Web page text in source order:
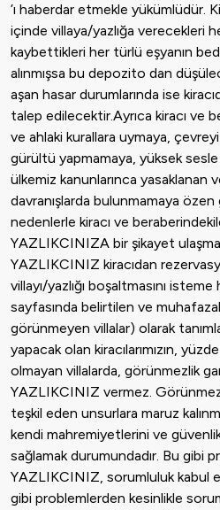
’ı haberdar etmekle yükümlüdür.
içinde villaya/yazlığa verecekleri
kaybettikleri her türlü eşyanın
alınmışsa bu depozito dan
aşan hasar durumlarında ise
talep edilecektir.Ayrıca kiracı ve
ve ahlaki kurallara uymaya,
gürültü yapmamaya, yüksek
ülkemiz kanunlarınca yasaklanan
davranışlarda bulunmamaya
nedenlerle kiracı ve
YAZLIKCINIZA bir şikayet
YAZLIKCINIZ kiracıdan
villayı/yazlığı boşaltmasını
sayfasında belirtilen ve
görünmeyen villalar) olarak
yapacak olan kiracılarımızın,
olmayan villalarda, görünmezlik
YAZLIKCINIZ vermez.
teşkil eden unsurlara maruz
kendi mahremiyetlerini ve
sağlamak durumundadır. Bu gibi
YAZLIKCINIZ, sorumluluk kabul
gibi problemlerden kesinlikle